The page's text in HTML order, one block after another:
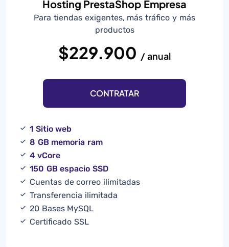
Hosting PrestaShop Empresa
Para tiendas exigentes, más tráfico y más
productos
$229.900 / anual
CONTRATAR
1 Sitio web
8 GB memoria ram
4 vCore
150 GB espacio SSD
Cuentas de correo ilimitadas
Transferencia ilimitada
20 Bases MySQL
Certificado SSL